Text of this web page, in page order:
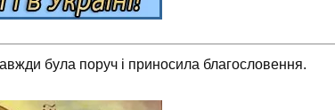
була поруч і приносила благословення.